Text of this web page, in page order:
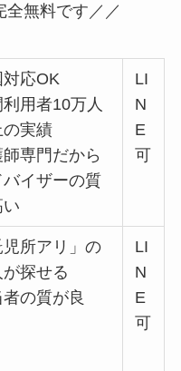
全無料です ／／
応OK
用者10万人
の実績
専門だから
バイザーの質
い
LI
N
E
可
児所アリ」の
探せる
の質が良
LI
N
E
可